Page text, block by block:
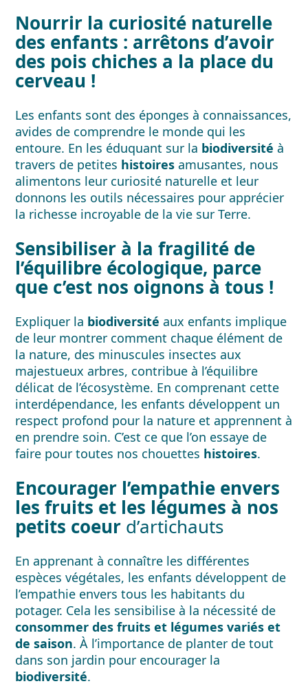
Nourrir la curiosité naturelle
des enfants : arrêtons d’avoir
des pois chiches a la place du
cerveau !
Les enfants sont des éponges à connaissances,
avides de comprendre le monde qui les
entoure. En les éduquant sur la biodiversité à
travers de petites histoires amusantes, nous
alimentons leur curiosité naturelle et leur
donnons les outils nécessaires pour apprécier
la richesse incroyable de la vie sur Terre.
Sensibiliser à la fragilité de
l’équilibre écologique, parce
que c’est nos oignons à tous !
Expliquer la biodiversité aux enfants implique
de leur montrer comment chaque élément de
la nature, des minuscules insectes aux
majestueux arbres, contribue à l’équilibre
délicat de l’écosystème. En comprenant cette
interdépendance, les enfants développent un
respect profond pour la nature et apprennent à
en prendre soin. C’est ce que l’on essaye de
faire pour toutes nos chouettes histoires.
Encourager l’empathie envers
les fruits et les légumes à nos
petits coeur d’artichauts
En apprenant à connaître les différentes
espèces végétales, les enfants développent de
l’empathie envers tous les habitants du
potager. Cela les sensibilise à la nécessité de
consommer des fruits et légumes variés et
de saison. À l’importance de planter de tout
dans son jardin pour encourager la
biodiversité.